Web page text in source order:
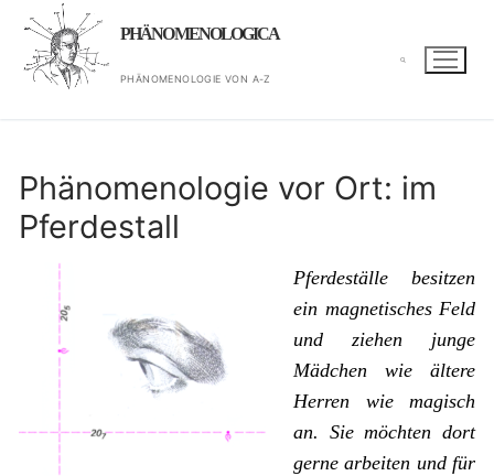
Zum
Inhalt
springen
PHÄNOMENOLOGICA
PHÄNOMENOLOGIE VON A-Z
Phänomenologie vor Ort: im
Pferdestall
Pferdeställe besitzen
ein magnetisches Feld
und ziehen junge
Mädchen wie ältere
Herren wie magisch
an. Sie möchten dort
gerne arbeiten und für